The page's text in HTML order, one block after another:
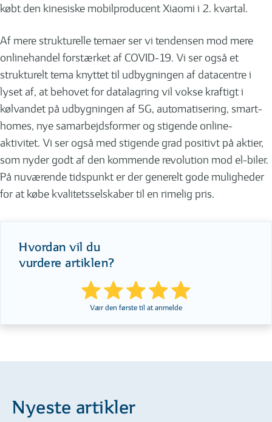
købt den kinesiske mobilproducent Xiaomi i 2. kvartal.
Af mere strukturelle temaer ser vi tendensen mod mere
onlinehandel forstærket af COVID-19. Vi ser også et
strukturelt tema knyttet til udbygningen af datacentre i
lyset af, at behovet for datalagring vil vokse kraftigt i
kølvandet på udbygningen af 5G, automatisering, smart-
homes, nye samarbejdsformer og stigende online-
aktivitet. Vi ser også med stigende grad positivt på aktier,
som nyder godt af den kommende revolution mod el-biler.
På nuværende tidspunkt er der generelt gode muligheder
for at købe kvalitetsselskaber til en rimelig pris.
Hvordan vil du
vurdere artiklen?
Vær den første til at anmelde
Nyeste artikler